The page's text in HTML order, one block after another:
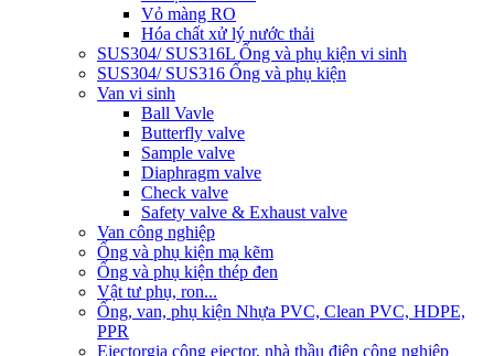
Vỏ màng RO
Hóa chất xử lý nước thải
SUS304/ SUS316L Ống và phụ kiện vi sinh
SUS304/ SUS316 Ống và phụ kiện
Van vi sinh
Ball Vavle
Butterfly valve
Sample valve
Diaphragm valve
Check valve
Safety valve & Exhaust valve
Van công nghiệp
Ống và phụ kiện mạ kẽm
Ống và phụ kiện thép đen
Vật tư phụ, ron...
Ống, van, phụ kiện Nhựa PVC, Clean PVC, HDPE,
PPR
Ejectorgia công ejector, nhà thầu điện công nghiệp